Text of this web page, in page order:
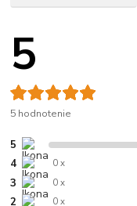
5
5 hodnotenie
5
4 0 x
3 0 x
2 0 x